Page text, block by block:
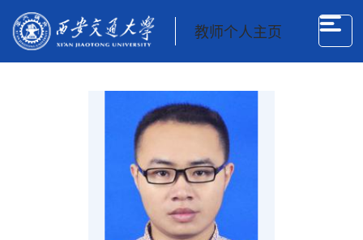
教师个人主页